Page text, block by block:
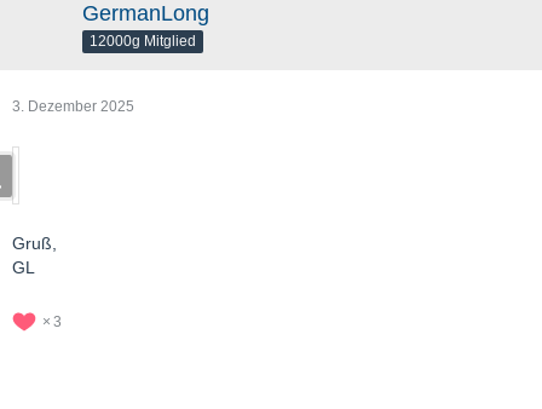
GermanLong
12000g Mitglied
3. Dezember 2025
Gruß,
GL
3